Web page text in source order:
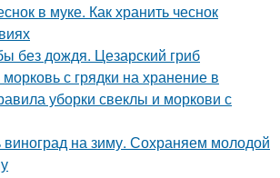
в муке. Как хранить чеснок
без дождя. Цезарский гриб
морковь с грядки на хранение в
уборки свеклы и моркови с
виноград на зиму. Сохраняем молодой